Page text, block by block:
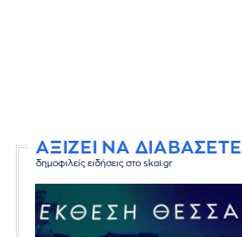
ΑΞΙΖΕΙ ΝΑ ΔΙΑΒΑΣΕΤΕ
δημοφιλείς ειδήσεις στο skai.gr